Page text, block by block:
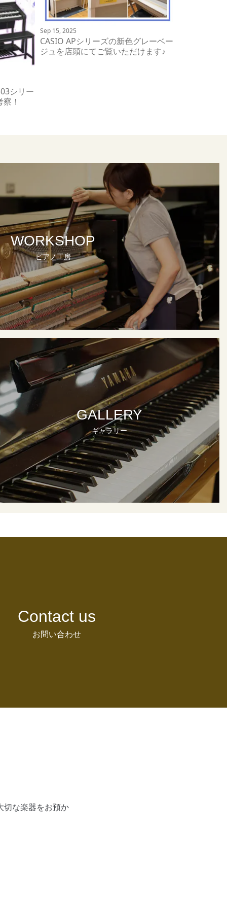
シリー
！
Sep 15, 2025
CASIO APシリーズの新色グレーベー
ジュを店頭にてご覧いただけます♪
WORKSHOP
ピアノ工房
GALLERY
ギャラリー
Contact us
お問い合わせ
切な楽器をお預か